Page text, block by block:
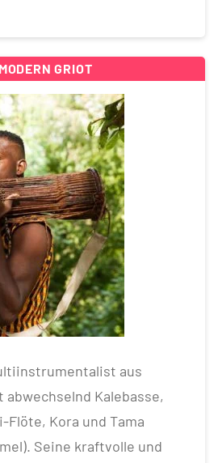
GRIOT
aus
abwechselnd Kalebasse,
Flöte, Kora und Tama
Seine kraftvolle und